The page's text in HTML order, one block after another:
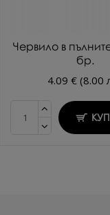
Червило в
бр.
4.09 € (8.00